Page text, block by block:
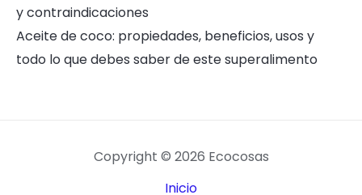
y contraindicaciones
Aceite de coco: propiedades, beneficios, usos y
todo lo que debes saber de este superalimento
Copyright © 2026 Ecocosas
Inicio